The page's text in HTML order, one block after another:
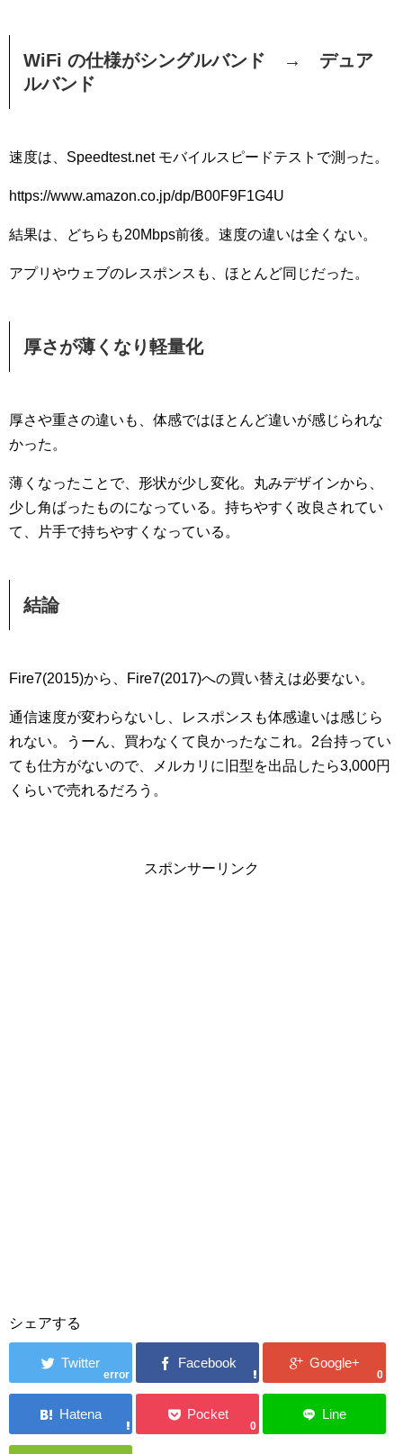
WiFi の仕様がシングルバンド → デュア
ルバンド
速度は、Speedtest.net モバイルスピードテストで測った。
https://www.amazon.co.jp/dp/B00F9F1G4U
結果は、どちらも20Mbps前後。速度の違いは全くない。
アプリやウェブのレスポンスも、ほとんど同じだった。
厚さが薄くなり軽量化
厚さや重さの違いも、体感ではほとんど違いが感じられな
かった。
薄くなったことで、形状が少し変化。丸みデザインから、
少し角ばったものになっている。持ちやすく改良されてい
て、片手で持ちやすくなっている。
結論
Fire7(2015)から、Fire7(2017)への買い替えは必要ない。
通信速度が変わらないし、レスポンスも体感違いは感じら
れない。うーん、買わなくて良かったなこれ。2台持ってい
ても仕方がないので、メルカリに旧型を出品したら3,000円
くらいで売れるだろう。
スポンサーリンク
シェアする
error 0
0